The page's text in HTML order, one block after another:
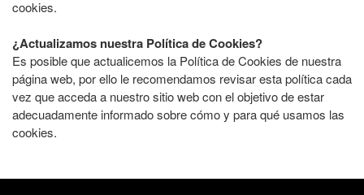
cookies.
¿Actualizamos nuestra Política de Cookies?
Es posible que actualicemos la Política de Cookies de nuestra
página web, por ello le recomendamos revisar esta política cada
vez que acceda a nuestro sitio web con el objetivo de estar
adecuadamente informado sobre cómo y para qué usamos las
cookies.